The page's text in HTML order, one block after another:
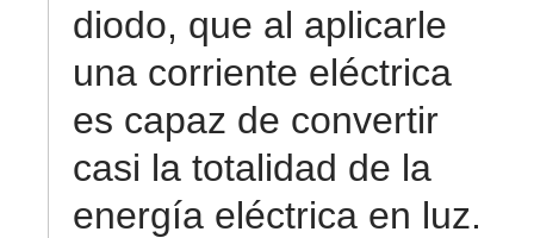
diodo, que al aplicarle
una corriente eléctrica
es capaz de convertir
casi la totalidad de la
energía eléctrica en luz.